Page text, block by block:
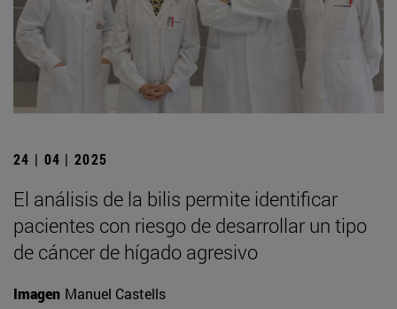
24 | 04 | 2025
El análisis de la bilis permite identificar
pacientes con riesgo de desarrollar un tipo
de cáncer de hígado agresivo
Imagen Manuel Castells